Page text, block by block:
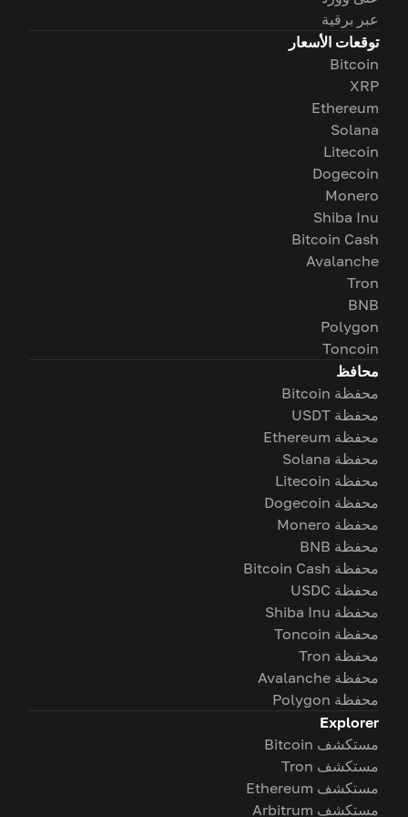
عبر برقية
توقعات الأسعار
Bitcoin
XRP
Ethereum
Solana
Litecoin
Dogecoin
Monero
Shiba Inu
Bitcoin Cash
Avalanche
Tron
BNB
Polygon
Toncoin
محافظ
محفظة Bitcoin
محفظة USDT
محفظة Ethereum
محفظة Solana
محفظة Litecoin
محفظة Dogecoin
محفظة Monero
محفظة BNB
محفظة Bitcoin Cash
محفظة USDC
محفظة Shiba Inu
محفظة Toncoin
محفظة Tron
محفظة Avalanche
محفظة Polygon
Explorer
مستكشف Bitcoin
مستكشف Tron
مستكشف Ethereum
مستكشف Arbitrum